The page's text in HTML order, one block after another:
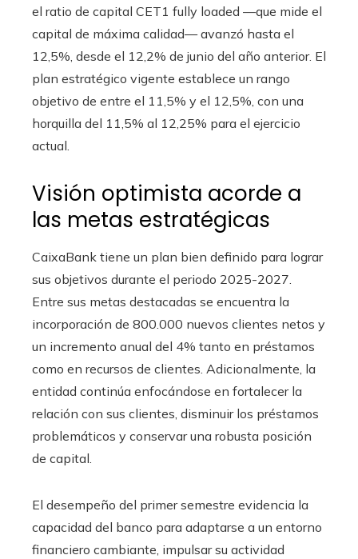
el ratio de capital CET1 fully loaded —que mide el
capital de máxima calidad— avanzó hasta el
12,5%, desde el 12,2% de junio del año anterior. El
plan estratégico vigente establece un rango
objetivo de entre el 11,5% y el 12,5%, con una
horquilla del 11,5% al 12,25% para el ejercicio
actual.
Visión optimista acorde a
las metas estratégicas
CaixaBank tiene un plan bien definido para lograr
sus objetivos durante el periodo 2025-2027.
Entre sus metas destacadas se encuentra la
incorporación de 800.000 nuevos clientes netos y
un incremento anual del 4% tanto en préstamos
como en recursos de clientes. Adicionalmente, la
entidad continúa enfocándose en fortalecer la
relación con sus clientes, disminuir los préstamos
problemáticos y conservar una robusta posición
de capital.
El desempeño del primer semestre evidencia la
capacidad del banco para adaptarse a un entorno
financiero cambiante, impulsar su actividad